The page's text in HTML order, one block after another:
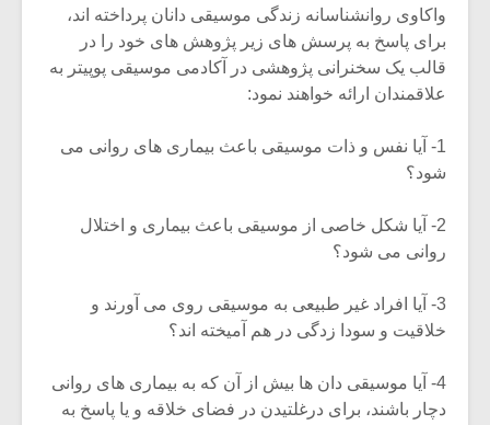
واکاوی روانشناسانه زندگی موسیقی دانان پرداخته اند،
برای پاسخ به پرسش های زیر پژوهش های خود را در
قالب یک سخنرانی پژوهشی در آکادمی موسیقی پوپیتر به
علاقمندان ارائه خواهند نمود:
1- آیا نفس و ذات موسیقی باعث بیماری های روانی می
شود؟
2- آیا شکل خاصی از موسیقی باعث بیماری و اختلال
روانی می شود؟
3- آیا افراد غیر طبیعی به موسیقی روی می آورند و
خلاقیت و سودا زدگی در هم آمیخته اند؟
4- آیا موسیقی دان ها بیش از آن که به بیماری های روانی
دچار باشند، برای درغلتیدن در فضای خلاقه و یا پاسخ به